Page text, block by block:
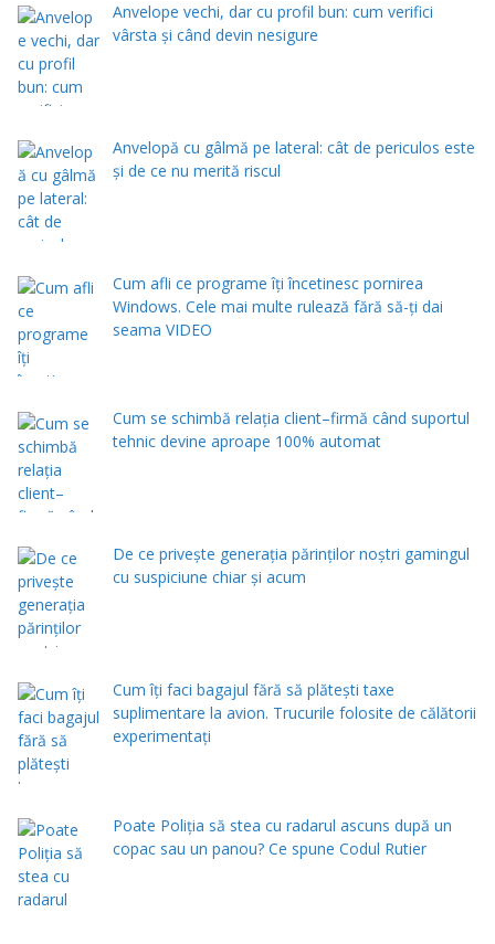
Anvelope vechi, dar cu profil bun: cum verifici
vârsta și când devin nesigure
Anvelopă cu gâlmă pe lateral: cât de periculos este
și de ce nu merită riscul
Cum afli ce programe îți încetinesc pornirea
Windows. Cele mai multe rulează fără să-ți dai
seama VIDEO
Cum se schimbă relația client–firmă când suportul
tehnic devine aproape 100% automat
De ce privește generația părinților noștri gamingul
cu suspiciune chiar și acum
Cum îți faci bagajul fără să plătești taxe
suplimentare la avion. Trucurile folosite de călătorii
experimentați
Poate Poliția să stea cu radarul ascuns după un
copac sau un panou? Ce spune Codul Rutier